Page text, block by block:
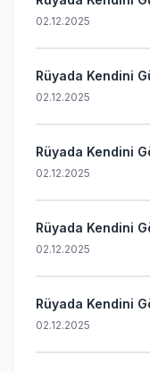
02.12.2025
Rüyada Kendini
02.12.2025
Rüyada Kendini
02.12.2025
Rüyada Kendini
02.12.2025
Rüyada Kendini
02.12.2025